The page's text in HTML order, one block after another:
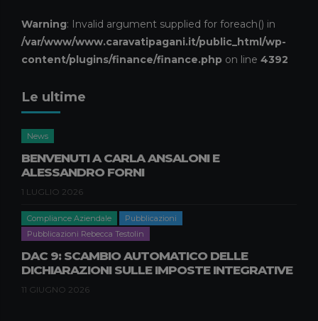
ASSEGNAZIONE AGEVOLATA DI
BENI AI SOCI: LA LEGGE DI
BILANCIO 2026 RIAPRE I TERMINI
NOVITÀ E IMPATTI PER LE
IMPRESE B2B
Warning: Invalid argument supplied for foreach() in
/var/www/www.caravatipagani.it/public_html/wp-
content/plugins/finance/finance.php on line 4392
Le ultime
News
BENVENUTI A CARLA ANSALONI E
ALESSANDRO FORNI
1 LUGLIO 2026
Compliance Aziendale
Pubblicazioni
Pubblicazioni Rebecca Testolin
DAC 9: SCAMBIO AUTOMATICO DELLE
DICHIARAZIONI SULLE IMPOSTE INTEGRATIVE
11 GIUGNO 2026